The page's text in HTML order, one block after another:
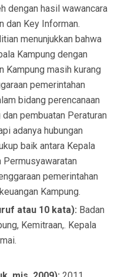
dengan hasil wawancara
dan Key Informan.
menunjukkan bahwa
Kampung dengan
Kampung masih kurang
pemerintahan
bidang perencanaan
pembuatan Peraturan
adanya hubungan
baik antara Kepala
Permusyawaratan
pemerintahan
Kampung.
atau 10 kata): Badan
Kemitraan,. Kepala